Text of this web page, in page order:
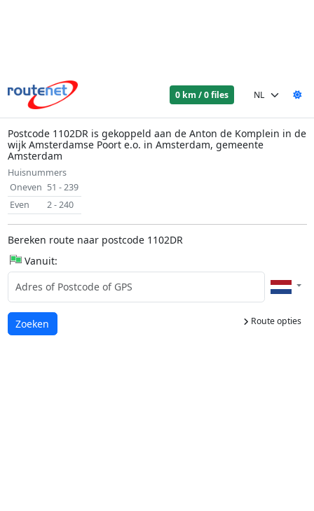
0 km / 0 files
Postcode 1102DR is gekoppeld aan de Anton de Komplein in de
wijk Amsterdamse Poort e.o. in Amsterdam, gemeente
Amsterdam
Huisnummers
Oneven 51 - 239
Even
2 - 240
Bereken route naar postcode 1102DR
Vanuit:
Route opties
Laden...
Zoeken